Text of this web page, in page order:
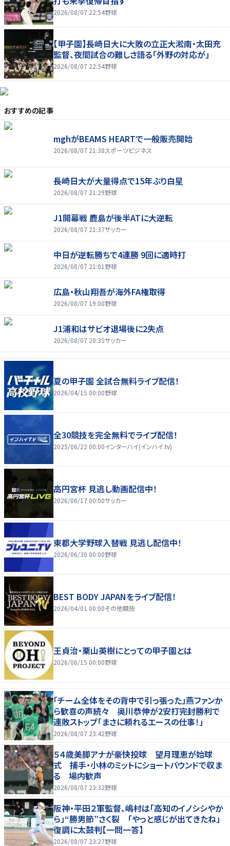
2026/08/07 22:54野球
【甲子園】長崎日大に大敗の立正大淞南・太田充
監督、夜間試合の難しさ語る「外野の対応が」
2026/08/07 22:54野球
おすすめの記事
mghがBEAMS HEARTで一般販売開始
2026/08/07 21:38スポーツビジネス
長崎日大が大量得点で15年ぶり白星
2026/08/07 21:29野球
J1開幕戦 鹿島が後半ATに大逆転
2026/08/07 21:37サッカー
中日が逆転勝ちで4連勝 9回に適時打
2026/08/07 21:01 野球
広島・秋山翔吾が海外FA権取得
2026/08/07 19:00野球
J1浦和はサビオ退場後に2失点
2026/08/07 20:35サッカー
夏の甲子園 全試合無料ライブ配信！
2026/04/15 00:00野球
全30競技を完全無料でライブ配信！
2025/06/22 00:00インターハイ(インハイ.tv)
高円宮杯 見逃し動画配信中！
2026/06/17 00:00サッカー
東都大学野球入替戦 見逃し配信中！
2026/06/30 00:00野球
BEST BODY JAPANをライブ配信！
2026/04/01 00:00その他競技
王貞治・栗山英樹にとっての甲子園とは
2026/06/15 00:00野球
「チーム全体をその背中で引っ張った」燕ファンか
ら歓喜の声続々 奥川恭伸が2安打完封勝利で
連敗ストップ「まさに頼れるエースの仕事！」
2026/08/07 23:42野球
５４歳美脚アナが豪快投球 望月理恵が始球
式 捕手・小林のミットにショートバウンドで収ま
る 場内歓声
2026/08/07 23:32野球
阪神・平田２軍監督、嶋村は「高知のイノシシやか
ら」“勝男節”さく裂 「やっと感じが出てきたね」
復調に太鼓判【一問一答】
2026/08/07 23:27野球